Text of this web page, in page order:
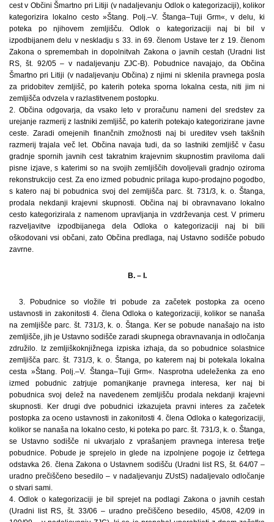
cest v Občini Šmartno pri Litiji (v nadaljevanju Odlok o kategorizaciji), kolikor
kategorizira lokalno cesto »Štang. Polj.–V. Štanga–Tuji Grm«, v delu, ki
poteka po njihovem zemljišču. Odlok o kategorizaciji naj bi bil v
izpodbijanem delu v neskladju s 33. in 69. členom Ustave ter z 19. členom
Zakona o spremembah in dopolnitvah Zakona o javnih cestah (Uradni list
RS, št. 92/05 – v nadaljevanju ZJC-B). Pobudnice navajajo, da Občina
Šmartno pri Litiji (v nadaljevanju Občina) z njimi ni sklenila pravnega posla
za pridobitev zemljišč, po katerih poteka sporna lokalna cesta, niti jim ni
zemljišča odvzela v razlastitvenem postopku.
2. Občina odgovarja, da vsako leto v proračunu nameni del sredstev za
urejanje razmerij z lastniki zemljišč, po katerih potekajo kategorizirane javne
ceste. Zaradi omejenih finančnih zmožnosti naj bi ureditev vseh takšnih
razmerij trajala več let. Občina navaja tudi, da so lastniki zemljišč v času
gradnje spornih javnih cest takratnim krajevnim skupnostim praviloma dali
pisne izjave, s katerimi so na svojih zemljiščih dovoljevali gradnjo oziroma
rekonstrukcijo cest. Za eno izmed pobudnic prilaga kupo-prodajno pogodbo,
s katero naj bi pobudnica svoj del zemljišča parc. št. 731/3, k. o. Štanga,
prodala nekdanji krajevni skupnosti. Občina naj bi obravnavano lokalno
cesto kategorizirala z namenom upravljanja in vzdrževanja cest. V primeru
razveljavitve izpodbijanega dela Odloka o kategorizaciji naj bi bili
oškodovani vsi občani, zato Občina predlaga, naj Ustavno sodišče pobudo
zavrne.
B. – I.
3. Pobudnice so vložile tri pobude za začetek postopka za oceno
ustavnosti in zakonitosti 4. člena Odloka o kategorizaciji, kolikor se nanaša
na zemljišče parc. št. 731/3, k. o. Štanga. Ker se pobude nanašajo na isto
zemljišče, jih je Ustavno sodišče zaradi skupnega obravnavanja in odločanja
združilo. Iz zemljiškoknjižnega izpiska izhaja, da so pobudnice solastnice
zemljišča parc. št. 731/3, k. o. Štanga, po katerem naj bi potekala lokalna
cesta »Štang. Polj.–V. Štanga–Tuji Grm«. Nasprotna udeleženka za eno
izmed pobudnic zatrjuje pomanjkanje pravnega interesa, ker naj bi
pobudnica svoj delež na navedenem zemljišču prodala nekdanji krajevni
skupnosti. Ker drugi dve pobudnici izkazujeta pravni interes za začetek
postopka za oceno ustavnosti in zakonitosti 4. člena Odloka o kategorizaciji,
kolikor se nanaša na lokalno cesto, ki poteka po parc. št. 731/3, k. o. Štanga,
se Ustavno sodišče ni ukvarjalo z vprašanjem pravnega interesa tretje
pobudnice. Pobude je sprejelo in glede na izpolnjene pogoje iz četrtega
odstavka 26. člena Zakona o Ustavnem sodišču (Uradni list RS, št. 64/07 –
uradno prečiščeno besedilo – v nadaljevanju ZUstS) nadaljevalo odločanje
o stvari sami.
4. Odlok o kategorizaciji je bil sprejet na podlagi Zakona o javnih cestah
(Uradni list RS, št. 33/06 – uradno prečiščeno besedilo, 45/08, 42/09 in